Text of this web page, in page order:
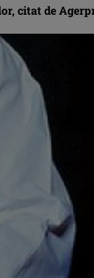
citat de